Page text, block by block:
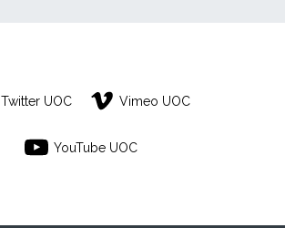
Twitter UOC Vimeo UOC
YouTube UOC